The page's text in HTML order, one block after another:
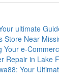
ultimate
Store Near
Your e-
Repair in Lake
Your